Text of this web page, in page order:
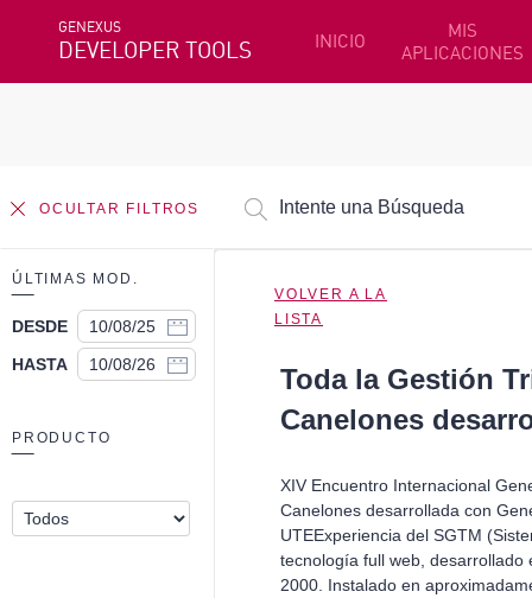
GENEXUS
DEVELOPER TOOLS INICIO
MIS
APLICACIONES